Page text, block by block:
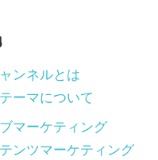
ンネルとは
ーマについて
マーケティング
ンツマーケティング